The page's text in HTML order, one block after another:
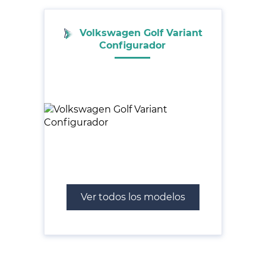
Volkswagen Golf Variant
Configurador
Ver todos los modelos